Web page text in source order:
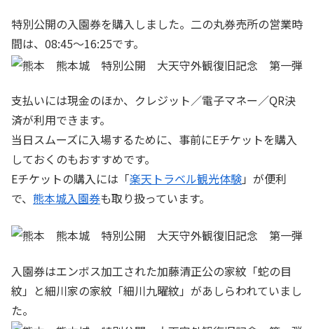
特別公開の入園券を購入しました。二の丸券売所の営業時
間は、08:45～16:25です。
支払いには現金のほか、クレジット／電子マネー／QR決
済が利用できます。
当日スムーズに入場するために、事前にEチケットを購入
しておくのもおすすめです。
Eチケットの購入には「楽天トラベル観光体験」が便利
で、 熊本城入園券も取り扱っています。
入園券はエンボス加工された加藤清正公の家紋「蛇の目
紋」と細川家の家紋「細川九曜紋」があしらわれていまし
た。